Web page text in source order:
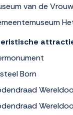
van de Vrouw
Born